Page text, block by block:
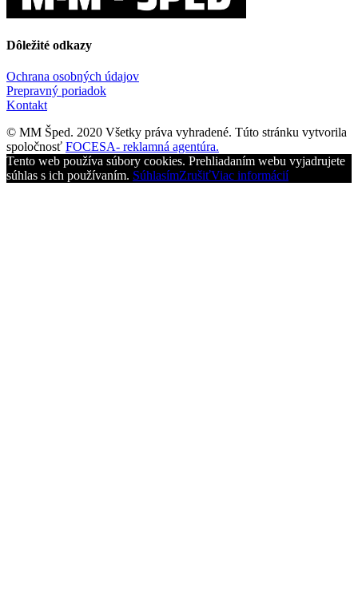
Dôležité odkazy
Ochrana osobných údajov
Prepravný poriadok
Kontakt
© MM Šped. 2020 Všetky práva vyhradené. Túto stránku vytvorila
spoločnosť FOCESA- reklamná agentúra.
Tento web používa súbory cookies. Prehliadaním webu vyjadrujete
súhlas s ich používaním. SúhlasímZrušiťViac informácií